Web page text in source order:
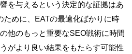
を与えるという決定的な証拠はあ
ために、EATの最適化ばかりに時
他のもっと重要なSEO戦術に時間
がより良い結果をもたらす可能性